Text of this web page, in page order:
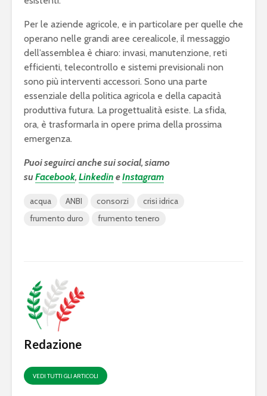
Per le aziende agricole, e in particolare per quelle che
operano nelle grandi aree cerealicole, il messaggio
dell’assemblea è chiaro: invasi, manutenzione, reti
efficienti, telecontrollo e sistemi previsionali non
sono più interventi accessori. Sono una parte
essenziale della politica agricola e della capacità
produttiva futura. La progettualità esiste. La sfida,
ora, è trasformarla in opere prima della prossima
emergenza.
Puoi seguirci anche sui social, siamo
suFacebook, Linkedin eInstagram
acqua ANBI consorzi
crisi idrica
frumento duro
frumento tenero
Redazione
VEDI TUTTI GLI ARTICOLI